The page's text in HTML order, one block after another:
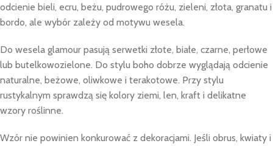
odcienie bieli, ecru, beżu, pudrowego różu, zieleni, złota, granatu i
bordo, ale wybór zależy od motywu wesela.
Do wesela glamour pasują serwetki złote, białe, czarne, perłowe
lub butelkowozielone. Do stylu boho dobrze wyglądają odcienie
naturalne, beżowe, oliwkowe i terakotowe. Przy stylu
rustykalnym sprawdzą się kolory ziemi, len, kraft i delikatne
wzory roślinne.
Wzór nie powinien konkurować z dekoracjami. Jeśli obrus, kwiaty i